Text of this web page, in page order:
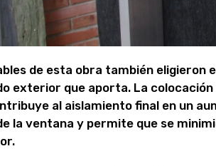
de esta obra también
exterior que aporta. La colocación
al aislamiento final en un
la ventana y permite que se